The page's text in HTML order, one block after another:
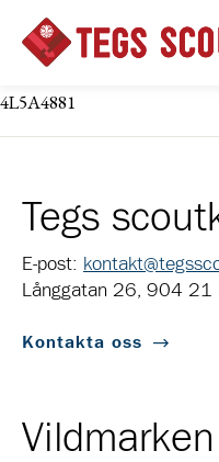
4L5A4881
Tegs
E-post:
Långgatan 26, 904 21
Kontakta oss